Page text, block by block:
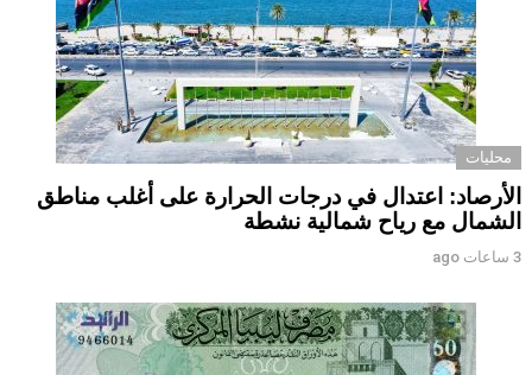
محليات
الأرصاد: اعتدال في درجات الحرارة على أغلب مناطق
الشمال مع رياح شمالية نشطة
3 ساعات ago